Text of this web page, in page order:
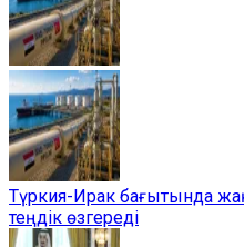
Түркия-Ирак бағытында
теңдік өзгереді